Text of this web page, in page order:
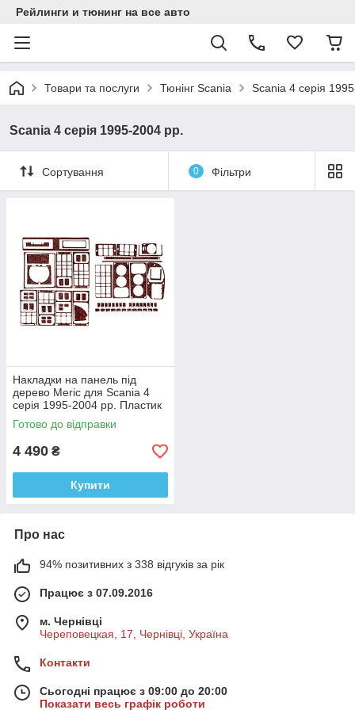
Рейлинги и тюнинг на все авто
Товари та послуги Тюнінг Scania Scania 4 серія
Scania 4 серія 1995-2004 рр.
Сортування 0 Фільтри
Накладки на панель під
дерево Meric для Scania 4
серія 1995-2004 рр. Пластик
Готово до відправки
4 490 ₴
Купити
Про нас
94% позитивних з 338 відгуків за рік
Працює з 07.09.2016
м. Чернівці
Череповецкая, 17, Чернівці, Україна
Контакти
Сьогодні працює з 09:00 до 20:00
Показати весь графік роботи